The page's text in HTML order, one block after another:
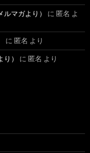
マガより） に 匿名 よ
に 匿名 より
） に 匿名 より